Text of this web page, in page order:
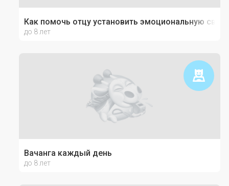
Как помочь отцу установить эмоциональную
до 8 лет
Вачанга каждый день
до 8 лет